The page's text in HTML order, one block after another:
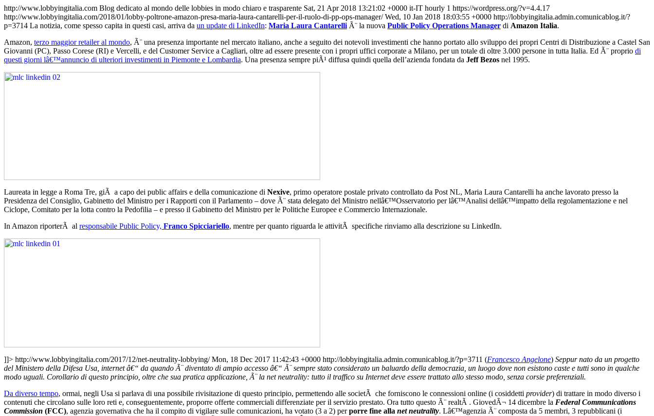
http://www.lobbyingitalia.com Blog dedicato al mondo delle lobbies in modo chiaro e trasparente Sat, 21 Apr 2018 13:21:02 +0000 it-IT hourly 1 https://wordpress.org/?v=4.4.17
http://www.lobbyingitalia.com/2018/01/lobby-poltrone-amazon-presa-maria-laura-cantarelli-per-il-ruolo-di-pp-ops-manager/Wed, 10 Jan 2018 18:03:55 +0000 http://lobbyingitalia.admin.comunicablog.it/?
p=3714 La notizia, come spesso capita in questi casi, arriva da un update di LinkedIn: Maria Laura Cantarelli Ã¨ la nuova Public Policy Operations Manager di Amazon Italia.
Amazon, terzo maggior retailer al mondo, Ã¨ una presenza importante nel mercato italiano, anche a seguito dei notevoli investimenti che hanno portato allo sviluppo dei propri Centri di Distribuzione a Castel San
Giovanni (PC), Passo Corese (RI) e Vercelli, e del Customer Service a Cagliari, oltre ad essere presente con i propri uffici corporate a Milano, per un totale di oltre 3.000 persone in tutta Italia. Ed Ã¨ proprio di
questi giorni lâ€™annuncio di ulteriori investimenti in Piemonte e Lombardia. Una presenza sempre piÃ¹ diffusa quindi quella dell’azienda fondata da Jeff Bezos nel 1995.
Laureata in legge a Roma Tre, giÃ a capo dei public affairs e della comunicazione di Nexive, primo operatore postale privato controllato da Post NL, Maria Laura Cantarelli ha anche lavorato presso la
Presidenza del Consiglio, Gabinetto del Ministro per i Rapporti con il Parlamento – dove Ã¨ stata delegato del Ministro nellâ€™Osservatorio per lâ€™Analisi dellâ€™impatto della regolamentazione e nel
Ciclope, Comitato per la lotta contro la Pedofilia – e presso il Gabinetto del Ministro per le Politiche Europee e Commercio Internazionale.
In Amazon riporterÃ al responsabile Public Policy, Franco Spicciariello, mentre per quanto riguarda le attivitÃ specifiche rinviamo alla descrizione su LinkedIn.
]]> http://www.lobbyingitalia.com/2017/12/net-neutrality-lobbying/Mon, 18 Dec 2017 11:42:43 +0000 http://lobbyingitalia.admin.comunicablog.it/?p=3711 (Francesco Angelone) Seppur nato da un progetto
del Ministero della Difesa Usa, internet â€“ da quando Ã¨ diventato di ampio accesso â€“ Ã¨ sempre stato considerato un baluardo della democrazia, un luogo dove non esistono caste e tutti sono in qualche
modo uguali. Corollario di questo principio, oltre che sua pratica applicazione, Ã¨ la net neutrality: tutto il traffico su Internet deve essere trattato allo stesso modo, senza corsie preferenziali.
Da diverso tempo, ormai, negli Usa si parlava di una possibile rivisitazione di questo principio, permettendo alle societÃ che forniscono le connessioni online (i cosiddetti provider) di trattare in modo diverso i
contenuti che circolano sulle loro reti e, conseguentemente, proporre offerte commerciali differenziate per il servizio prestato. Ora tutto questo Ã¨ realtÃ . GiovedÃ¬ 14 dicembre la Federal Communications
Commission (FCC), agenzia governativa che ha il compito di vigilare sulle comunicazioni, ha votato (3 a 2) perporre fine alla net neutrality. Lâ€™agenzia Ã¨ composta da 5 membri, 3 repubblicani (i